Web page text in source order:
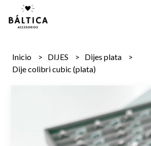
Inicio DIJES
Dijes plata
Dije colibri cubic (plata)